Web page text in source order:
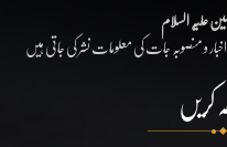
علیہ السلام
و منصوبہ جات کی معلومات نشر کی جاتی ہیں